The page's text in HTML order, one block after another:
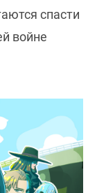
спасти
войне